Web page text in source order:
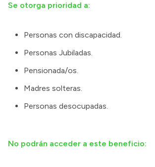
Se otorga prioridad a:
Personas con discapacidad.
Personas Jubiladas.
Pensionada/os.
Madres solteras.
Personas desocupadas.
No podrán acceder a este beneficio: